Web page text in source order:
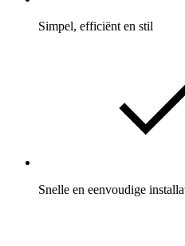
Simpel, efficiënt en stil
Snelle en eenvoudige